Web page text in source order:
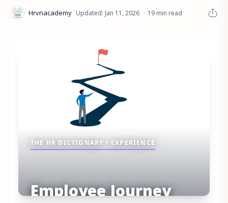
19 min read
THE HR DICTIONARY • EXPERIENCE
Employee Journey